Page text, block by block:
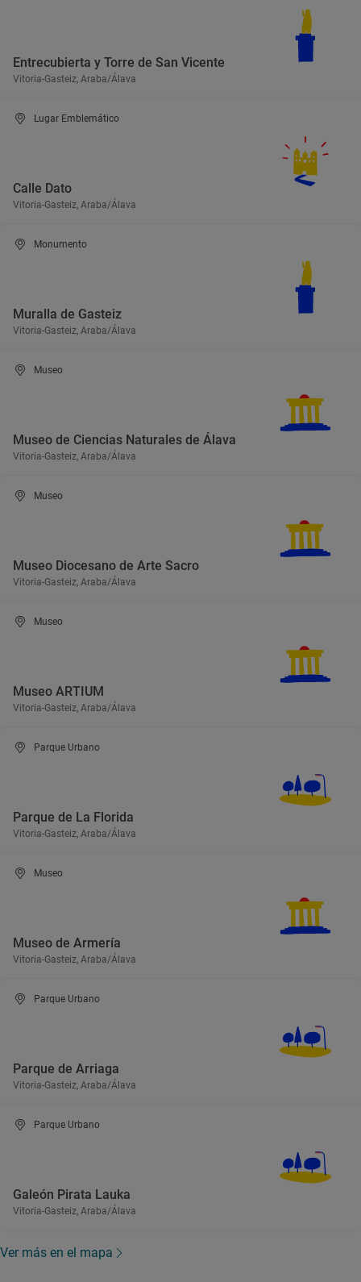
Entrecubierta y Torre de San Vicente
Vitoria-Gasteiz, Araba/Álava
Lugar Emblemático
Calle Dato
Vitoria-Gasteiz, Araba/Álava
Monumento
Muralla de Gasteiz
Vitoria-Gasteiz, Araba/Álava
Museo
Museo de Ciencias Naturales de Álava
Vitoria-Gasteiz, Araba/Álava
Museo
Museo Diocesano de Arte Sacro
Vitoria-Gasteiz, Araba/Álava
Museo
Museo ARTIUM
Vitoria-Gasteiz, Araba/Álava
Parque Urbano
Parque de La Florida
Vitoria-Gasteiz, Araba/Álava
Museo
Museo de Armería
Vitoria-Gasteiz, Araba/Álava
Parque Urbano
Parque de Arriaga
Vitoria-Gasteiz, Araba/Álava
Parque Urbano
Galeón Pirata Lauka
Vitoria-Gasteiz, Araba/Álava
Ver más en el mapa